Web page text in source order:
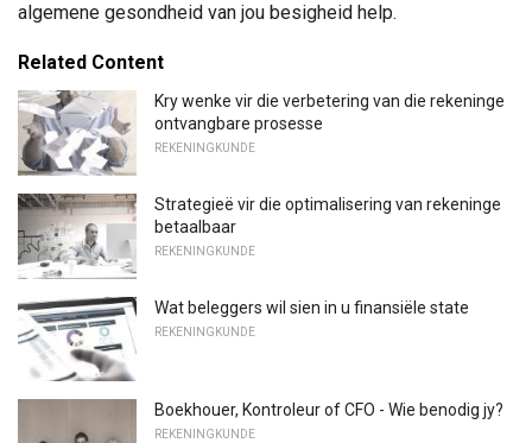
algemene gesondheid van jou besigheid help.
Related Content
Kry wenke vir die verbetering van die rekeninge
ontvangbare prosesse
REKENINGKUNDE
Strategieë vir die optimalisering van rekeninge
betaalbaar
REKENINGKUNDE
Wat beleggers wil sien in u finansiële state
REKENINGKUNDE
Boekhouer, Kontroleur of CFO - Wie benodig jy?
REKENINGKUNDE